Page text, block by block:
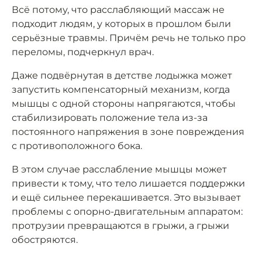
Всё потому, что расслабляющий массаж не
подходит людям, у которых в прошлом были
серьёзные травмы. Причём речь не только про
переломы, подчеркнул врач.
Даже подвёрнутая в детстве лодыжка может
запустить компенсаторный механизм, когда
мышцы с одной стороны напрягаются, чтобы
стабилизировать положение тела из-за
постоянного напряжения в зоне повреждения
с противоположного бока.
В этом случае расслабление мышцы может
привести к тому, что тело лишается поддержки
и ещё сильнее перекашивается. Это вызывает
проблемы с опорно-двигательным аппаратом:
протрузии превращаются в грыжи, а грыжи
обостряются.